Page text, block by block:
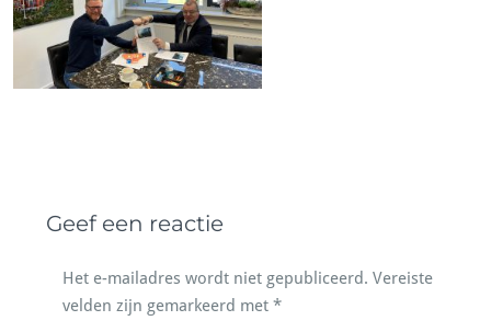
Geef een reactie
Het e-mailadres wordt niet gepubliceerd. Vereiste
velden zijn gemarkeerd met *